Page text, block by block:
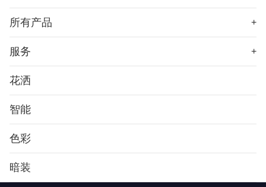
所有产品 +
服务 +
花洒
智能
色彩
暗装